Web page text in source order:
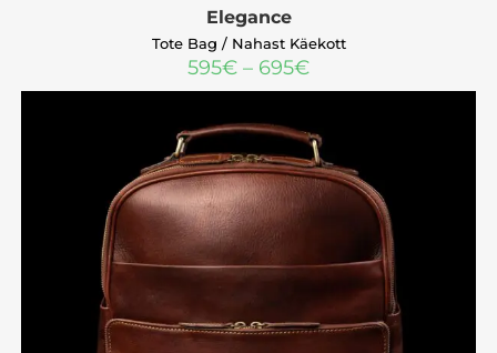
Tote Bag / Nahast Käekott
Elegance
595€ – 695€